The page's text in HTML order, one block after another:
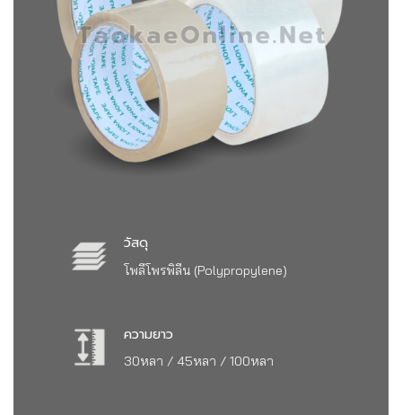
วัสดุ
โพลีโพรพิลีน (Polypropylene)
ความยาว
30หลา / 45หลา / 100หลา